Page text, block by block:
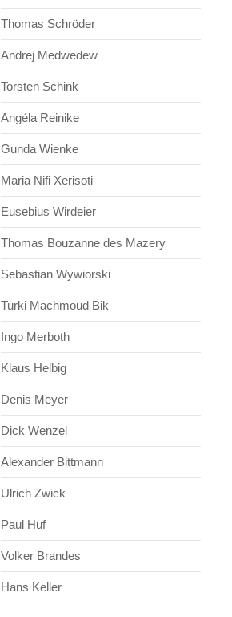
Thomas Schröder
Andrej Medwedew
Torsten Schink
Angéla Reinike
Gunda Wienke
Maria Nifi Xerisoti
Eusebius Wirdeier
Thomas Bouzanne des Mazery
Sebastian Wywiorski
Turki Machmoud Bik
Ingo Merboth
Klaus Helbig
Denis Meyer
Dick Wenzel
Alexander Bittmann
Ulrich Zwick
Paul Huf
Volker Brandes
Hans Keller